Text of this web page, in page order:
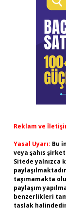
Reklam ve
Yasal Uyarı: Bu
veya şahıs
Sitede yalnızca
taşımamakta
paylaşım
benzerlikleri
taslak